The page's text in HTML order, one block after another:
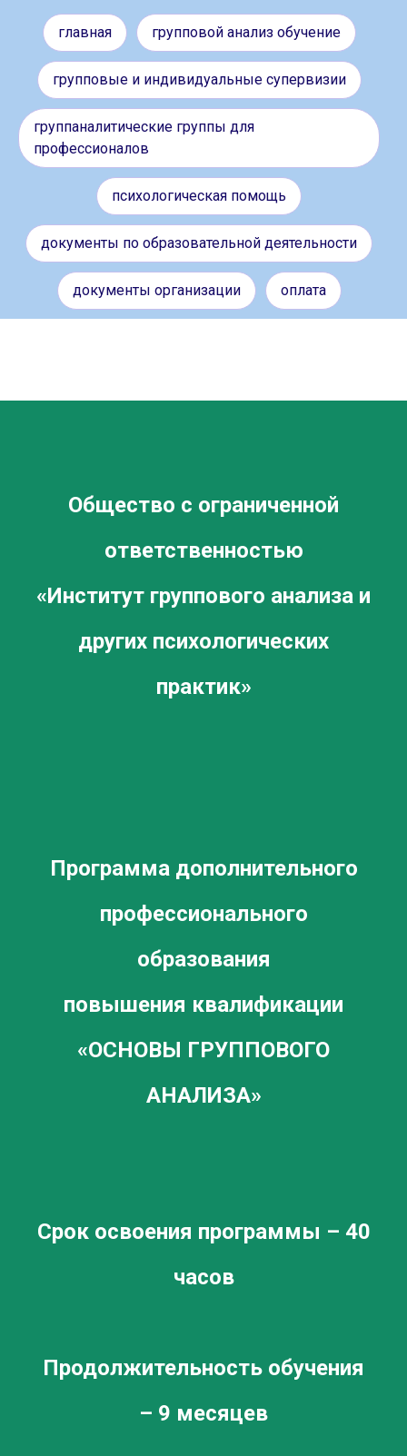
главная групповой анализ обучение
групповые и индивидуальные супервизии
группаналитические группы для
профессионалов
психологическая помощь
документы по образовательной деятельности
документы организации оплата
Общество с ограниченной
ответственностью
«Институт группового анализа и
других психологических
практик»
Программа дополнительного
профессионального
образования
повышения квалификации
«ОСНОВЫ ГРУППОВОГО
АНАЛИЗА»
Срок освоения программы – 40
часов
Продолжительность обучения
– 9 месяцев